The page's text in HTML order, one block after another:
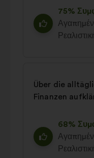
75%
Über die
Finanzen
68%